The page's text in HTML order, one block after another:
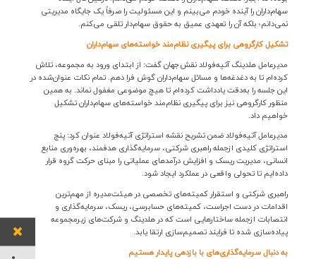
سهام‌داران را آینده خودم می‌بینم و این مسئولیت را صرفاً یک جایگاه مدیریتی
نمی‌دانم؛ بلکه آن را تعهدی عمیق به حقوق سهام‌دار تلقی می‌کنم.
تشکیل کارگروهی برای پیگیری نظام‌مند خواسته‌های سهام‌داران
مدیرعامل هلدینگ آتیه‌فولاد نقش‌جهان گفت: از ابتدای ورود به مجموعه، تلاش
کرده‌ام تا به دغدغه‌ها و مسائل سهام‌داران گوش فرا دهم. تمام نکات عنوان‌شده در
این جلسه را به‌دقت یادداشت کرده‌ام تا هیچ موضوعی مغفول نماند. به همین
منظور کارگروهی نیز برای پیگیری نظام‌مند خواسته‌های سهام‌داران تشکیل
خواهیم داد.
مدیرعامل آتیه‌فولاد ضمن تشریح نقشه استراتژی آتیه‌فولاد عنوان کرد: پنج
استراتژی کلیدی ازجمله راهبری شرکتی، سرمایه‌گذاری هدفمند، بهره‌وری منابع
انسانی، مدیریت ریسک و افزایش درآمدهای عملیاتی را مبنای حرکت گروه قرار
داده‌ایم تا تحولی واقعی در عملکرد ایجاد شود.
راهبری شرکتی و استقرار کمیته‌های تخصصی در هیئت‌مدیره از مهم‌ترین
اقدامات در دست اجراست، کمیته‌های حسابرسی، ریسک، سرمایه‌گذاری و
انتصابات ازجمله ساختارهایی است که در هلدینگ و شرکت‌های زیرمجموعه
پیاده‌سازی شده تا فرایند تصمیم‌سازی ارتقا یابد.
به دنبال سرمایه‌گذاری‌های با بازدهی پایدار هستیم